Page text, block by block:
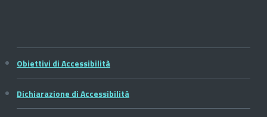
Obiettivi di Accessibilità
Dichiarazione di Accessibilità